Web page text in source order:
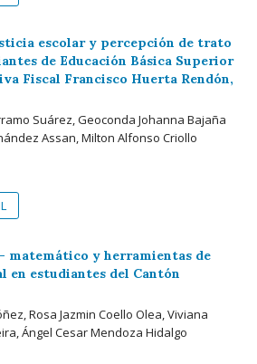
escolar y percepción de trato
de Educación Básica Superior
Fiscal Francisco Huerta Rendón,
Suárez, Geoconda Johanna Bajaña
Assan, Milton Alfonso Criollo
matemático y herramientas de
estudiantes del Cantón
Rosa Jazmin Coello Olea, Viviana
Ángel Cesar Mendoza Hidalgo